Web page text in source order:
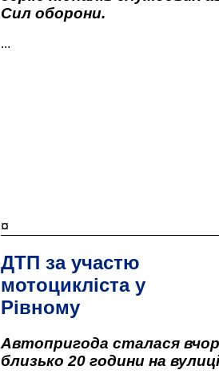
Сил оборони.
...
¤
ДТП за участю
мотоцикліста у
Рівному
Автопригода сталася
близько 20 години на